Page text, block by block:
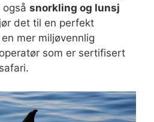
også snorkling og lunsj
det til en perfekt
mer miljøvennlig
som er sertifisert